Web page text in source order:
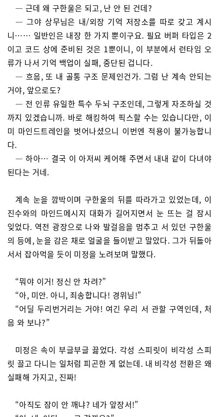
— 근데 왜 구한울은 되고, 난 안 된 건데?
— 그야 상무님은 내/외장 기억 저장소를 따로 갖고 계시
니…… 일반인은 내장 한 가지 뿐이구요. 필요 버퍼 타입은 2
이고 코드 상에 준비된 것은 1뿐이니, 이 부분에서 런타임 오
류가 나서 기억 백업이 실패, 중단된 겁니다.
— 흐음, 또 내 골통 구조 문제인건가. 그럼 난 계속 안되는
거야, 앞으로도?
— 전 인류 유일한 특수 두뇌 구조인데, 그렇게 자조하실 것
까지 있겠습니까. 바로 해킹하여 픽스할 수는 있습니다만, 이
미 마인드트레인을 벗어나셨으니 이번엔 적용이 불가능합니
다.
— 하아… 결국 이 아저씨 케어해 주면서 내내 같이 다녀야
된다는 거네.
계속 눈을 깜박이며 구한울의 뒤를 따라가고 있었는데, 이
진수와의 마인드메시지 대화가 길어지면서 눈 뜨는 걸 잠시
잊었다. 역전 광장으로 나와 발걸음을 멈추고 서 있던 구한울
의 등에, 눈을 감은 채로 얼굴을 들이받고 말았다. 그가 뒤돌아
서서 잡아먹을 듯이 미정을 노려보며 말했다.
“뭐야 이거! 정신 안 차려?”
“아, 미안. 아니, 죄송합니다! 경위님!”
“어딜 두리번거리는 거야! 여긴 우리 서 관할 구역인데, 처
음 와 보나?”
미정은 속이 부글부글 끓었다. 각성 스피릿이 비각성 스피
릿 끌고 다니는 일처럼 피곤한 게 없는데. 내 비각성 전환은 왜
실패해 가지고, 진짜!
“아직도 잠이 안 깨냐? 네가 앞장서!”